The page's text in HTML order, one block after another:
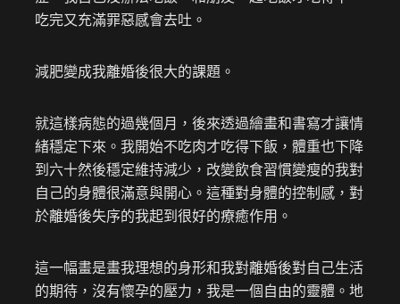
吃完又充滿罪惡感會去吐。
減肥變成我離婚後很大的課題。
就這樣病態的過幾個月，後來透過繪畫和書寫才讓情
緒穩定下來。我開始不吃肉才吃得下飯，體重也下降
到六十然後穩定維持減少，改變飲食習慣變瘦的我對
自己的身體很滿意與開心。這種對身體的控制感，對
於離婚後失序的我起到很好的療癒作用。
這一幅畫是畫我理想的身形和我對離婚後對自己生活
的期待，沒有懷孕的壓力，我是一個自由的靈體。地